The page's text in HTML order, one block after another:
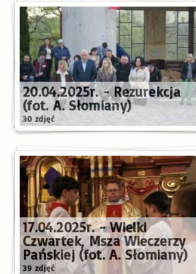
20.04.2025r. - Rezurekcja
(fot. A. Słomiany)
30 zdjęć
17.04.2025r. - Wielki
Czwartek, Msza Wieczerzy
Pańskiej (fot. A. Słomiany)
39 zdjęć